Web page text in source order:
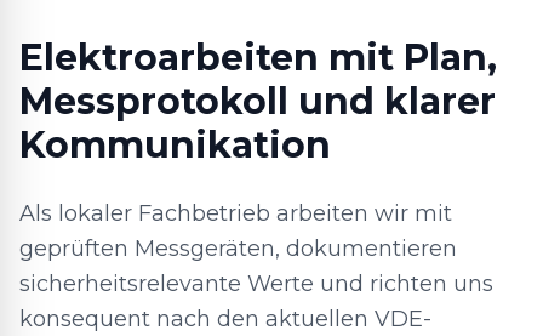
Elektroarbeiten mit Plan,
Messprotokoll und klarer
Kommunikation
Als lokaler Fachbetrieb arbeiten wir mit
geprüften Messgeräten, dokumentieren
sicherheitsrelevante Werte und richten uns
konsequent nach den aktuellen VDE-